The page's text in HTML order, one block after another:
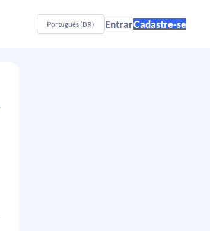
Português (BR) EntrarCadastre-se